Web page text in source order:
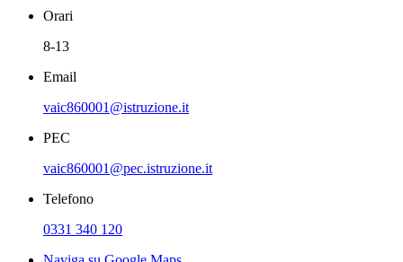
Orari
8-13
Email
vaic860001@istruzione.it
PEC
vaic860001@pec.istruzione.it
Telefono
0331 340 120